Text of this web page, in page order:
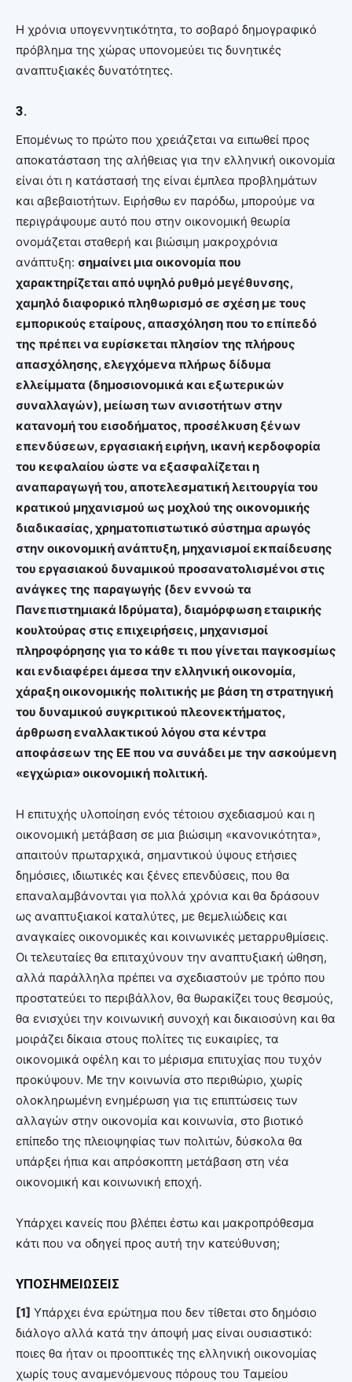
Η χρόνια υπογεννητικότητα, το σοβαρό δημογραφικό
πρόβλημα της χώρας υπονομεύει τις δυνητικές
αναπτυξιακές δυνατότητες.
3.
Επομένως το πρώτο που χρειάζεται να ειπωθεί προς
αποκατάσταση της αλήθειας για την ελληνική οικονομία
είναι ότι η κατάστασή της είναι έμπλεα προβλημάτων
και αβεβαιοτήτων. Ειρήσθω εν παρόδω, μπορούμε να
περιγράψουμε αυτό που στην οικονομική θεωρία
ονομάζεται σταθερή και βιώσιμη μακροχρόνια
ανάπτυξη: σημαίνει μια οικονομία που
χαρακτηρίζεται από υψηλό ρυθμό μεγέθυνσης,
χαμηλό διαφορικό πληθωρισμό σε σχέση με τους
εμπορικούς εταίρους, απασχόληση που το επίπεδό
της πρέπει να ευρίσκεται πλησίον της πλήρους
απασχόλησης, ελεγχόμενα πλήρως δίδυμα
ελλείμματα (δημοσιονομικά και εξωτερικών
συναλλαγών), μείωση των ανισοτήτων στην
κατανομή του εισοδήματος, προσέλκυση ξένων
επενδύσεων, εργασιακή ειρήνη, ικανή κερδοφορία
του κεφαλαίου ώστε να εξασφαλίζεται η
αναπαραγωγή του, αποτελεσματική λειτουργία του
κρατικού μηχανισμού ως μοχλού της οικονομικής
διαδικασίας, χρηματοπιστωτικό σύστημα αρωγός
στην οικονομική ανάπτυξη, μηχανισμοί εκπαίδευσης
του εργασιακού δυναμικού προσανατολισμένοι στις
ανάγκες της παραγωγής (δεν εννοώ τα
Πανεπιστημιακά Ιδρύματα), διαμόρφωση εταιρικής
κουλτούρας στις επιχειρήσεις, μηχανισμοί
πληροφόρησης για το κάθε τι που γίνεται παγκοσμίως
και ενδιαφέρει άμεσα την ελληνική οικονομία,
χάραξη οικονομικής πολιτικής με βάση τη στρατηγική
του δυναμικού συγκριτικού πλεονεκτήματος,
άρθρωση εναλλακτικού λόγου στα κέντρα
αποφάσεων της ΕΕ που να συνάδει με την ασκούμενη
«εγχώρια» οικονομική πολιτική.
Η επιτυχής υλοποίηση ενός τέτοιου σχεδιασμού και η
οικονομική μετάβαση σε μια βιώσιμη «κανονικότητα»,
απαιτούν πρωταρχικά, σημαντικού ύψους ετήσιες
δημόσιες, ιδιωτικές και ξένες επενδύσεις, που θα
επαναλαμβάνονται για πολλά χρόνια και θα δράσουν
ως αναπτυξιακοί καταλύτες, με θεμελιώδεις και
αναγκαίες οικονομικές και κοινωνικές μεταρρυθμίσεις.
Οι τελευταίες θα επιταχύνουν την αναπτυξιακή ώθηση,
αλλά παράλληλα πρέπει να σχεδιαστούν με τρόπο που
προστατεύει το περιβάλλον, θα θωρακίζει τους θεσμούς,
θα ενισχύει την κοινωνική συνοχή και δικαιοσύνη και θα
μοιράζει δίκαια στους πολίτες τις ευκαιρίες, τα
οικονομικά οφέλη και το μέρισμα επιτυχίας που τυχόν
προκύψουν. Με την κοινωνία στο περιθώριο, χωρίς
ολοκληρωμένη ενημέρωση για τις επιπτώσεις των
αλλαγών στην οικονομία και κοινωνία, στο βιοτικό
επίπεδο της πλειοψηφίας των πολιτών, δύσκολα θα
υπάρξει ήπια και απρόσκοπτη μετάβαση στη νέα
οικονομική και κοινωνική εποχή.
Υπάρχει κανείς που βλέπει έστω και μακροπρόθεσμα
κάτι που να οδηγεί προς αυτή την κατεύθυνση;
ΥΠΟΣΗΜΕΙΩΣΕΙΣ
[1] Υπάρχει ένα ερώτημα που δεν τίθεται στο δημόσιο
διάλογο αλλά κατά την άποψή μας είναι ουσιαστικό:
ποιες θα ήταν οι προοπτικές της ελληνική οικονομίας
χωρίς τους αναμενόμενους πόρους του Ταμείου